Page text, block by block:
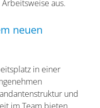
aus.
neuen
in einer
und